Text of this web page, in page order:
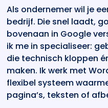
Als ondernemer wil je
bedrijf. Die snel laadt,
bovenaan in Google
ik me in specialiseer:
die technisch kloppen
maken. Ik werk met
flexibel systeem
pagina’s, teksten of